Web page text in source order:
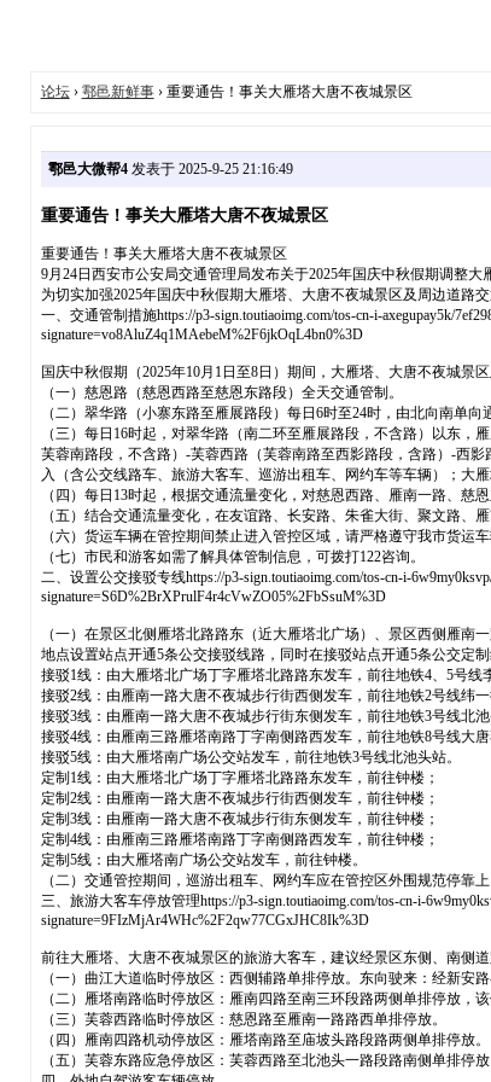
论坛› 鄠邑新鲜事› 重要通告！事关大雁塔大唐不夜城景区
鄠邑大微帮4发表于 2025-9-25 21:16:49
重要通告！事关大雁塔大唐不夜城景区
重要通告！事关大雁塔大唐不夜城景区
9月24日西安市公安局交通管理局发布关于2025年国庆中秋假期调整
为切实加强2025年国庆中秋假期大雁塔、大唐不夜城景区及周边道路
一、交通管制措施https://p3-sign.toutiaoimg.com/tos-cn-i-axegupay5k/
signature=vo8AluZ4q1MAebeM%2F6jkOqL4bn0%3D
国庆中秋假期（2025年10月1日至8日）期间，大雁塔、大唐不夜城景
（一）慈恩路（慈恩西路至慈恩东路段）全天交通管制。
（二）翠华路（小寨东路至雁展路段）每日6时至24时，由北向南单向
（三）每日16时起，对翠华路（南二环至雁展路段，不含路）以东
芙蓉南路段，不含路）-芙蓉西路（芙蓉南路至西影路段，含路）-西
入（含公交线路车、旅游大客车、巡游出租车、网约车等车辆）；大
（四）每日13时起，根据交通流量变化，对慈恩西路、雁南一路、
（五）结合交通流量变化，在友谊路、长安路、朱雀大街、聚文路、
（六）货运车辆在管控期间禁止进入管控区域，请严格遵守我市货运
（七）市民和游客如需了解具体管制信息，可拨打122咨询。
二、设置公交接驳专线https://p3-sign.toutiaoimg.com/tos-cn-i-
signature=S6D%2BrXPrulF4r4cVwZO05%2FbSsuM%3D
（一）在景区北侧雁塔北路路东（近大雁塔北广场）、景区西侧雁
地点设置站点开通5条公交接驳线路，同时在接驳站点开通5条公交定
接驳1线：由大雁塔北广场丁字雁塔北路路东发车，前往地铁4、5号线
接驳2线：由雁南一路大唐不夜城步行街西侧发车，前往地铁2号线纬一
接驳3线：由雁南一路大唐不夜城步行街东侧发车，前往地铁3号线北池
接驳4线：由雁南三路雁塔南路丁字南侧路西发车，前往地铁8号线大
接驳5线：由大雁塔南广场公交站发车，前往地铁3号线北池头站。
定制1线：由大雁塔北广场丁字雁塔北路路东发车，前往钟楼；
定制2线：由雁南一路大唐不夜城步行街西侧发车，前往钟楼；
定制3线：由雁南一路大唐不夜城步行街东侧发车，前往钟楼；
定制4线：由雁南三路雁塔南路丁字南侧路西发车，前往钟楼；
定制5线：由大雁塔南广场公交站发车，前往钟楼。
（二）交通管控期间，巡游出租车、网约车应在管控区外围规范停靠
三、旅游大客车停放管理https://p3-sign.toutiaoimg.com/tos-cn-i-
signature=9FIzMjAr4WHc%2F2qw77CGxJHC8Ik%3D
前往大雁塔、大唐不夜城景区的旅游大客车，建议经景区东侧、南侧道
（一）曲江大道临时停放区：西侧辅路单排停放。东向驶来：经新安
（二）雁塔南路临时停放区：雁南四路至南三环段路两侧单排停放，
（三）芙蓉西路临时停放区：慈恩路至雁南一路路西单排停放。
（四）雁南四路机动停放区：雁塔南路至庙坡头路段路两侧单排停放。
（五）芙蓉东路应急停放区：芙蓉西路至北池头一路段路南侧单排停